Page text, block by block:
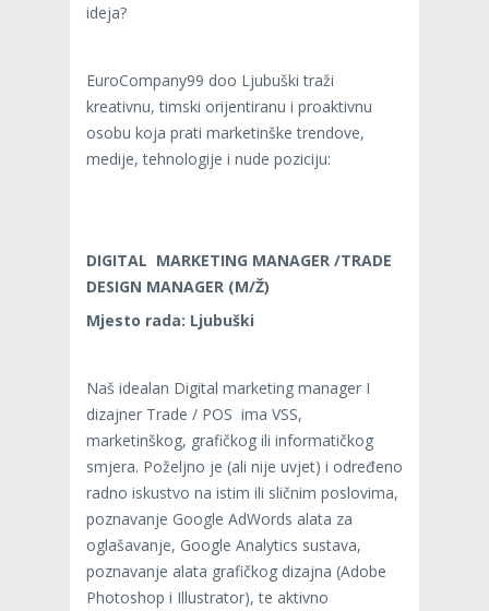
ideja?
EuroCompany99 doo Ljubuški traži
kreativnu, timski orijentiranu i proaktivnu
osobu koja prati marketinške trendove,
medije, tehnologije i nude poziciju:
DIGITAL MARKETING MANAGER /TRADE
DESIGN MANAGER (M/Ž)
Mjesto rada: Ljubuški
Naš idealan Digital marketing manager I
dizajner Trade / POS ima VSS,
marketinškog, grafičkog ili informatičkog
smjera. Poželjno je (ali nije uvjet) i određeno
radno iskustvo na istim ili sličnim poslovima,
poznavanje Google AdWords alata za
oglašavanje, Google Analytics sustava,
poznavanje alata grafičkog dizajna (Adobe
Photoshop i Illustrator), te aktivno